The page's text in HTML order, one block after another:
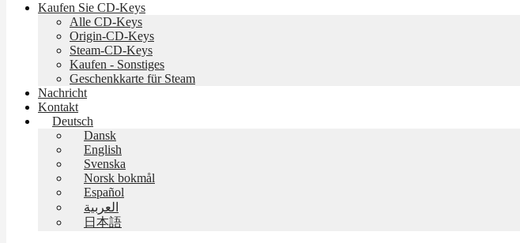
Kaufen Sie CD-Keys
Alle CD-Keys
Origin-CD-Keys
Steam-CD-Keys
Kaufen - Sonstiges
Geschenkkarte für Steam
Nachricht
Kontakt
Deutsch
Dansk
English
Svenska
Norsk bokmål
Español
العربية
日本語